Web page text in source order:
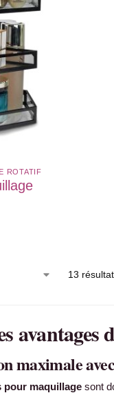
ROTATIF​
13
maximale
maquillage sont